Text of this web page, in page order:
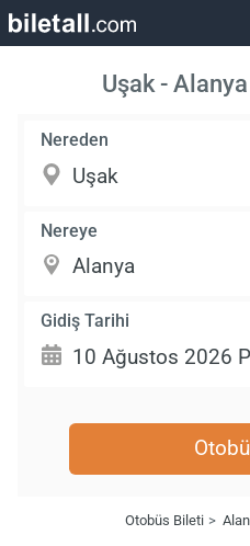
Uşak -
Nereden
Nereye
Gidiş Tarihi
Otobüs Bileti